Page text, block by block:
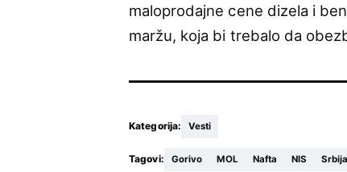
maloprodajne cene dizela i
maržu, koja bi trebalo da
Kategorija: Vesti
Tagovi: Gorivo MOL Nafta NIS Srbija